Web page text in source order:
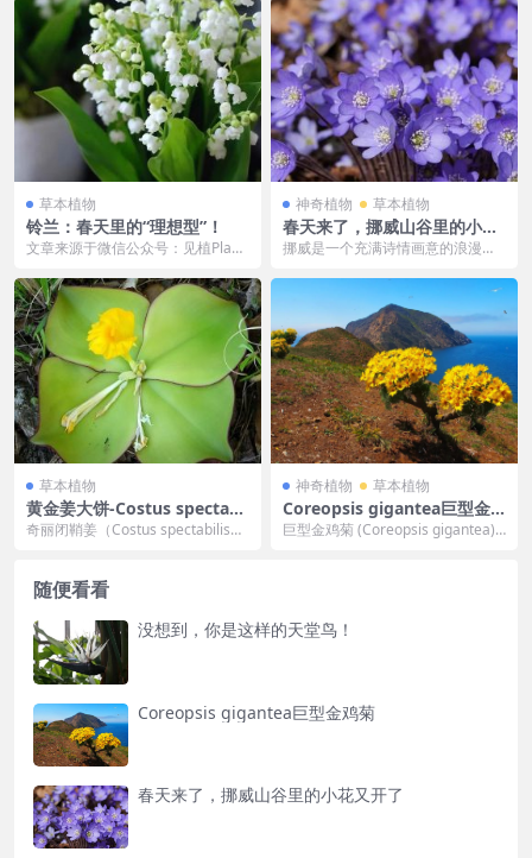
草本植物
铃兰：春天里的“理想型”！
文章来源于微信公众号：见植Plant
铃兰！ ...
神奇植物 草本植物
春天来了，挪威山谷里的小花
又开了
挪威是一个充满诗情画意的浪漫王
气，就连夏季都很凉爽...
草本植物
黄金姜大饼-Costus spectabil
is奇丽闭鞘姜
奇丽闭鞘姜（Costus spectabilis）
神奇植物 草本植物
Coreopsis gigantea巨型金
鸡菊
巨型金鸡菊 (Coreopsis gigantea)
随便看看
没想到，你是这样的天堂鸟！
Coreopsis gigantea巨型金鸡菊
春天来了，挪威山谷里的小花又开了